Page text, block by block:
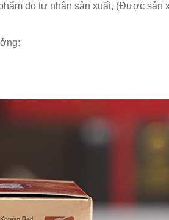
do tư nhân sản xuất, (Được sản